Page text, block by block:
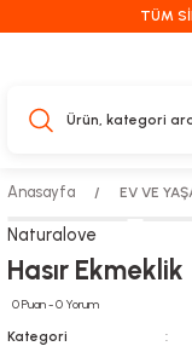
TÜM
Anasayfa EV VE
Naturalove
Hasır Ekmeklik
0 Puan - 0 Yorum
Kategori